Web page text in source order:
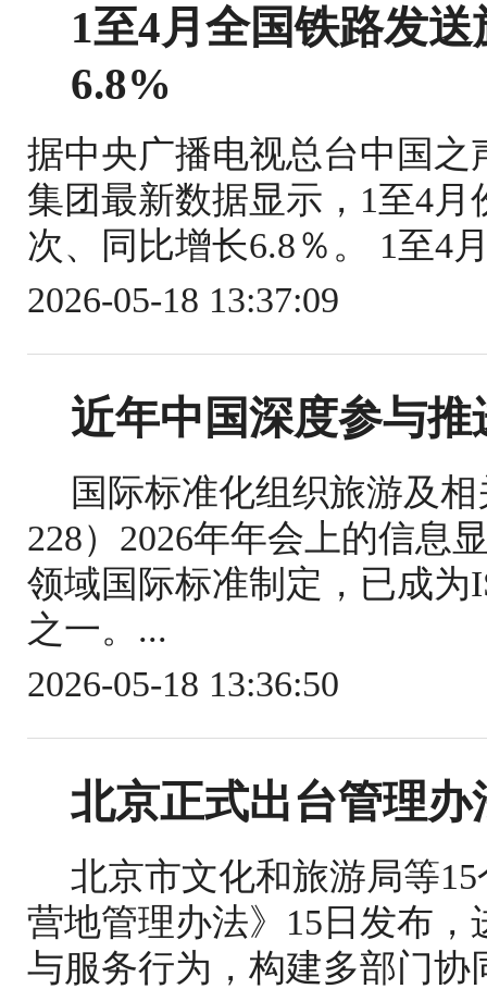
1至4月全国铁路发
6.8%
据中央广播电视总台中国
集团最新数据显示，1至4月
次、同比增长6.8％。 1至4
2026-05-18 13:37:09
近年中国深度参与
国际标准化组织旅游及
228）2026年年会上的信息
领域国际标准制定，已成为
之一。...
2026-05-18 13:36:50
北京正式出台管理
北京市文化和旅游局等
营地管理办法》15日发布
与服务行为，构建多部门